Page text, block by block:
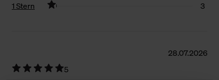
1 Stern
3
28.07.2026
5